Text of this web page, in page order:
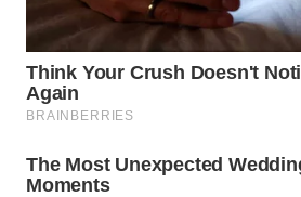
SUMEDANG
WN
CIANJUR
WN
KEPULAUAN